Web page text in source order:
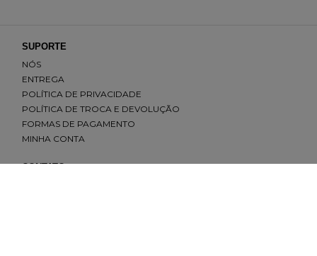
SUPORTE
NÓS
ENTREGA
POLÍTICA DE PRIVACIDADE
POLÍTICA DE TROCA E DEVOLUÇÃO
FORMAS DE PAGAMENTO
MINHA CONTA
CONTATO